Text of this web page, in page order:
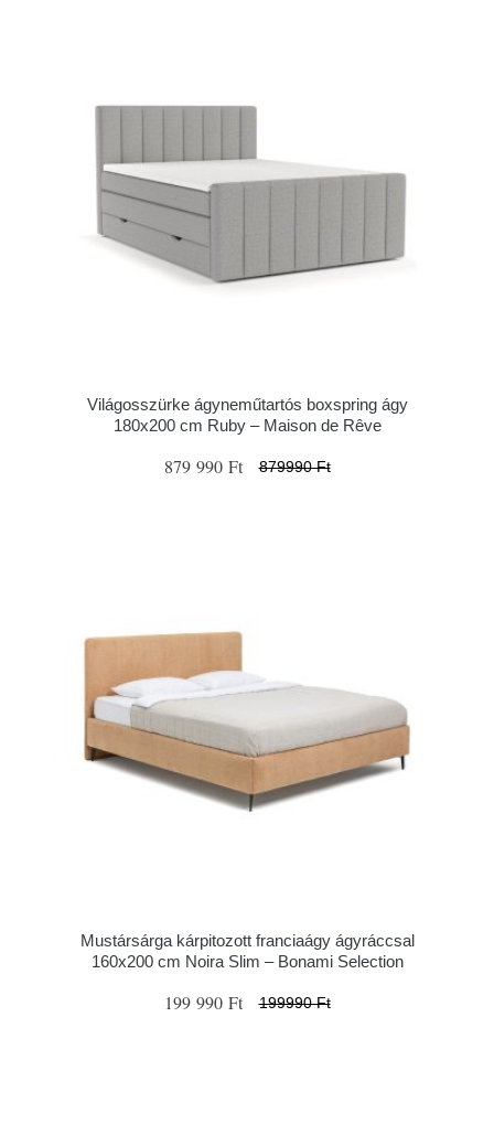
Világosszürke ágyneműtartós boxspring ágy
180x200 cm Ruby – Maison de Rêve
879 990 Ft 879990 Ft
Mustársárga kárpitozott franciaágy ágyráccsal
160x200 cm Noira Slim – Bonami Selection
199 990 Ft 199990 Ft